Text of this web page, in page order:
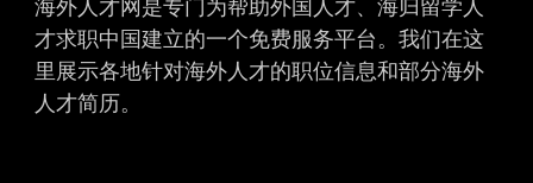
海外人才网是专门为帮助外国人才、海归留学人
才求职中国建立的一个免费服务平台。我们在这
里展示各地针对海外人才的职位信息和部分海外
人才简历。